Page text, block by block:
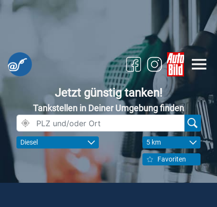
Jetzt günstig tanken!
Tankstellen in Deiner Umgebung finden
Diesel 5 km
Favoriten